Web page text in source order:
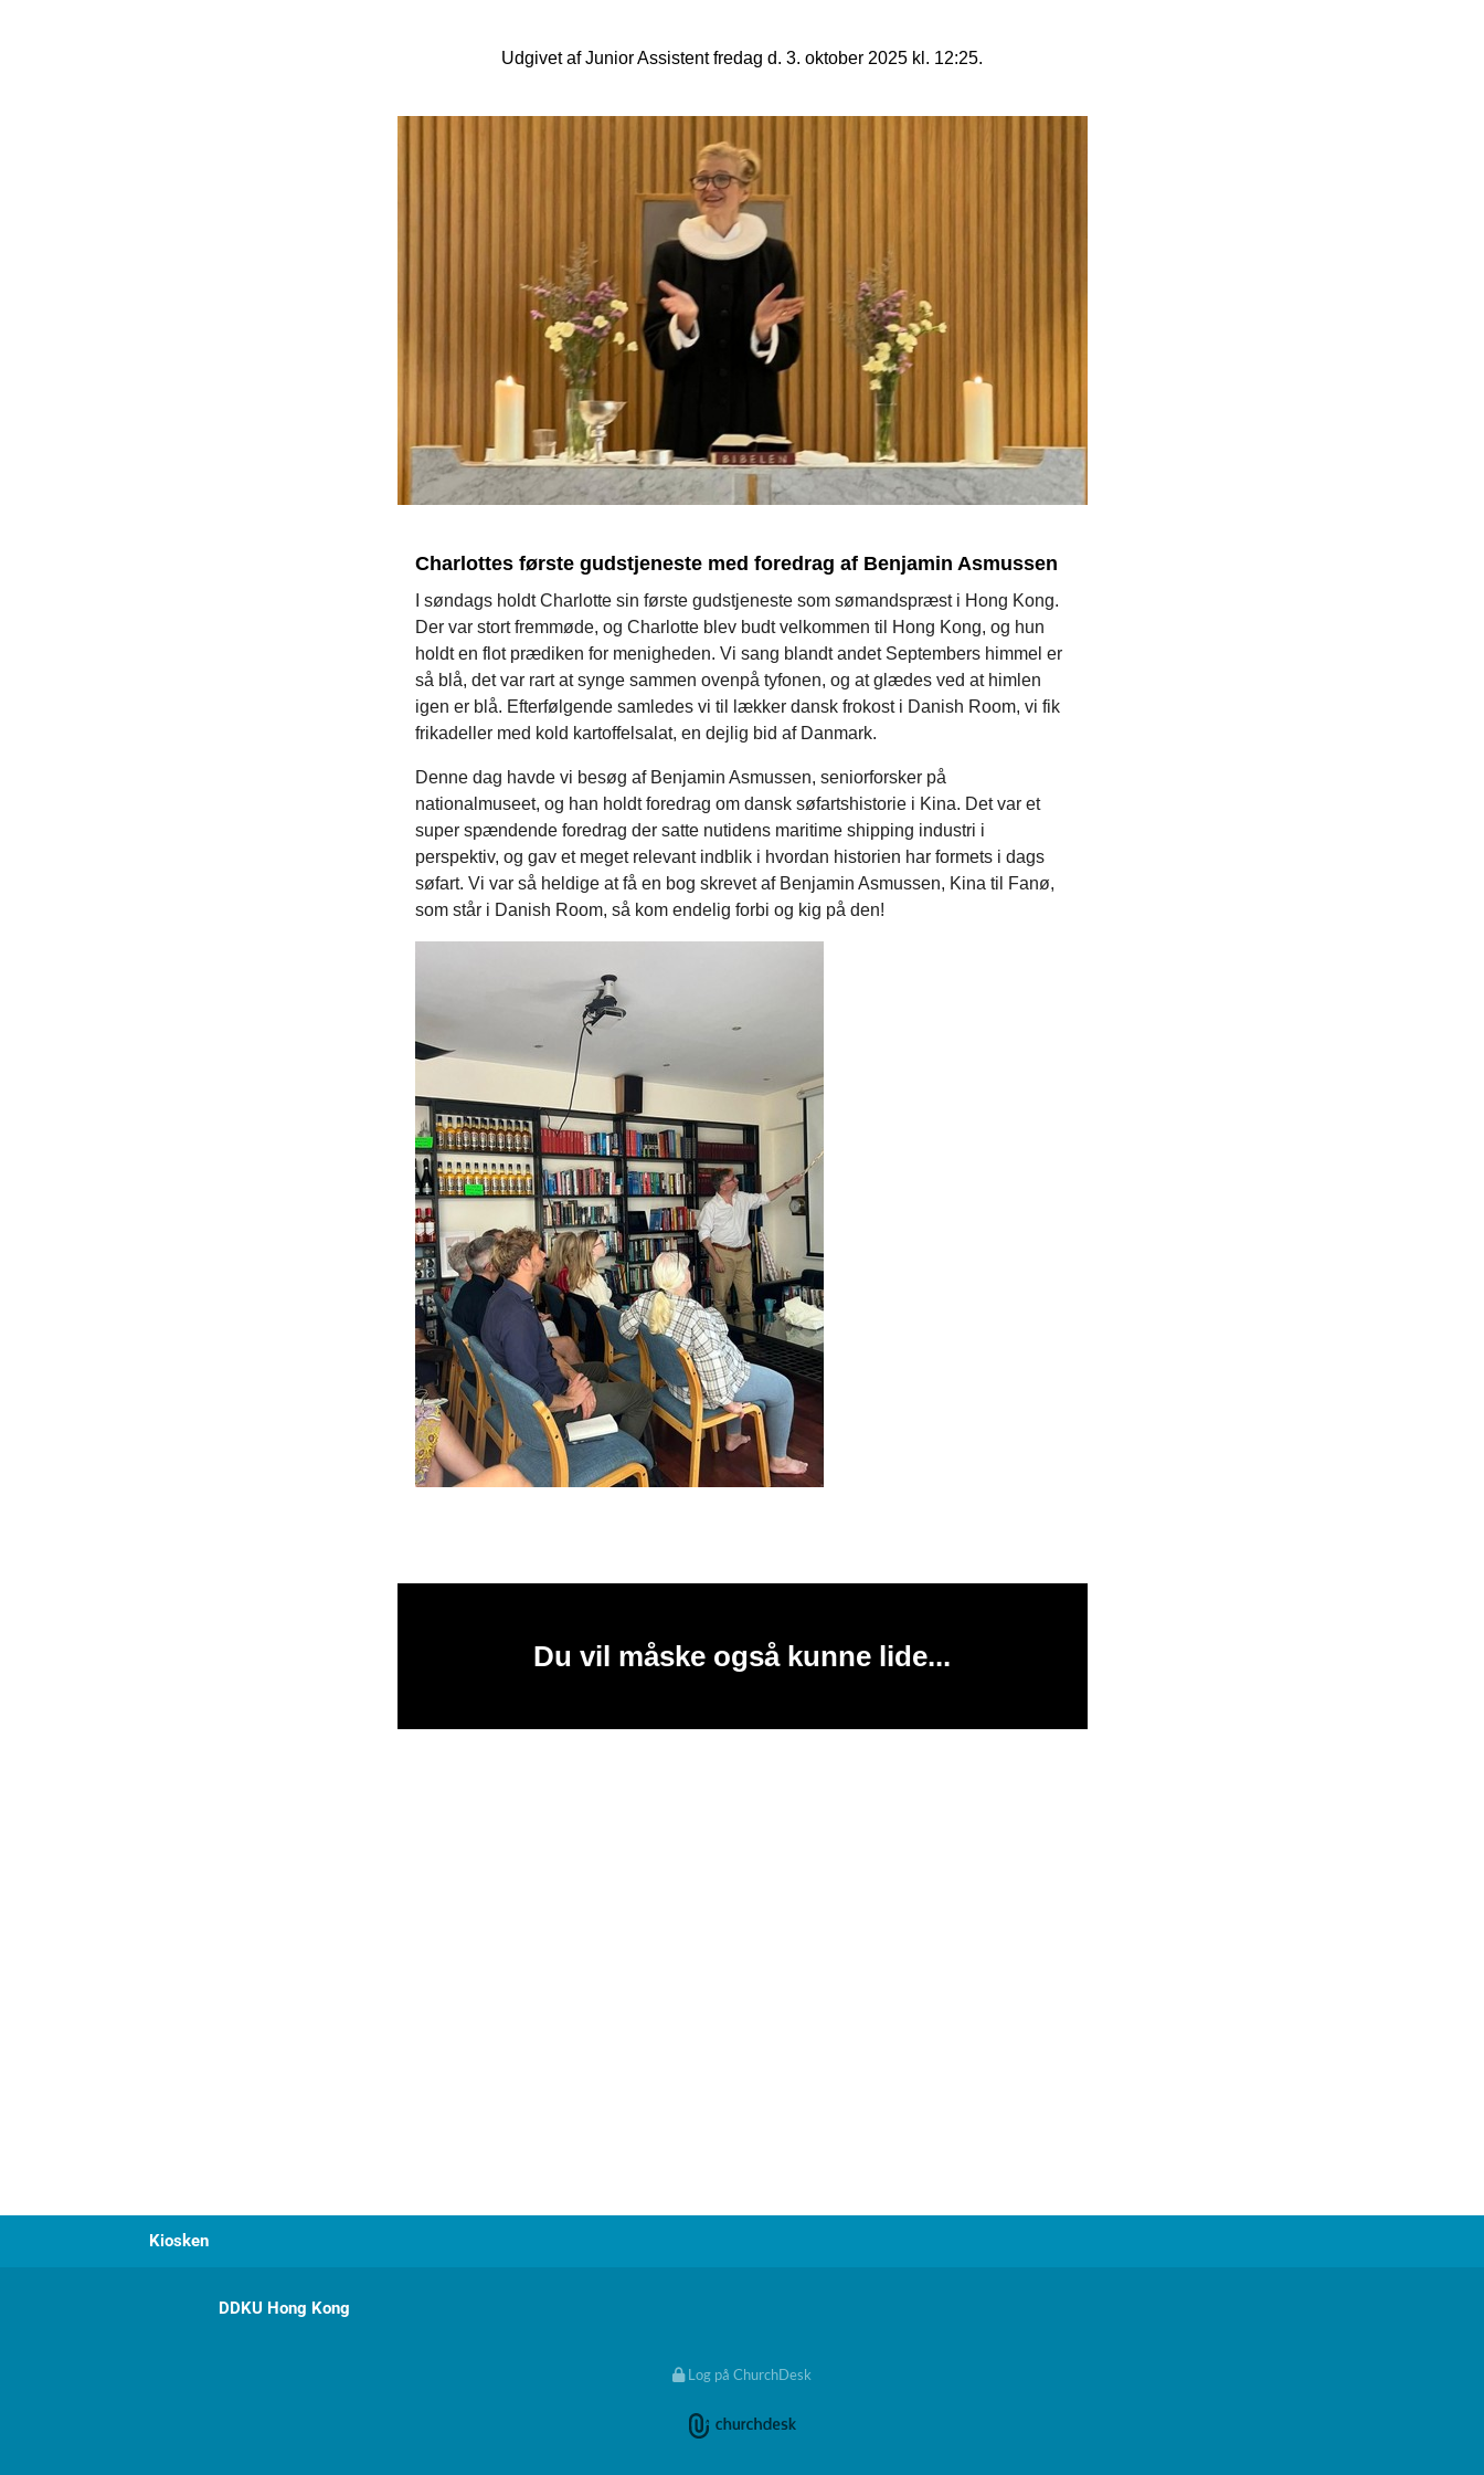
Udgivet af Junior Assistent fredag d. 3. oktober 2025 kl. 12:25.
Charlottes første gudstjeneste med foredrag af Benjamin Asmussen
I søndags holdt Charlotte sin første gudstjeneste som sømandspræst i Hong Kong.
Der var stort fremmøde, og Charlotte blev budt velkommen til Hong Kong, og hun
holdt en flot prædiken for menigheden. Vi sang blandt andet Septembers himmel er
så blå, det var rart at synge sammen ovenpå tyfonen, og at glædes ved at himlen
igen er blå. Efterfølgende samledes vi til lækker dansk frokost i Danish Room, vi fik
frikadeller med kold kartoffelsalat, en dejlig bid af Danmark.
Denne dag havde vi besøg af Benjamin Asmussen, seniorforsker på
nationalmuseet, og han holdt foredrag om dansk søfartshistorie i Kina. Det var et
super spændende foredrag der satte nutidens maritime shipping industri i
perspektiv, og gav et meget relevant indblik i hvordan historien har formets i dags
søfart. Vi var så heldige at få en bog skrevet af Benjamin Asmussen, Kina til Fanø,
som står i Danish Room, så kom endelig forbi og kig på den!
Du vil måske også kunne lide...
Kiosken
DDKU Hong Kong
Log på ChurchDesk